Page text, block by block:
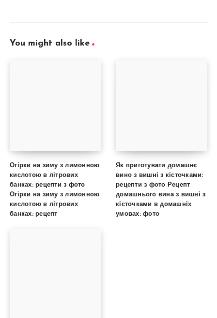
You might also like
Огірки на зиму з лимонною
кислотою в літрових
банках: рецепти з фото
Огірки на зиму з лимонною
кислотою в літрових
банках: рецепт
Як приготувати домашнє
вино з вишні з кісточками:
рецепти з фото Рецепт
домашнього вина з вишні з
кісточками в домашніх
умовах: фото